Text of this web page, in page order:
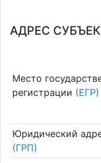
АДРЕС
Место
регистрации (ЕГР)
Юридический
(ГРП)